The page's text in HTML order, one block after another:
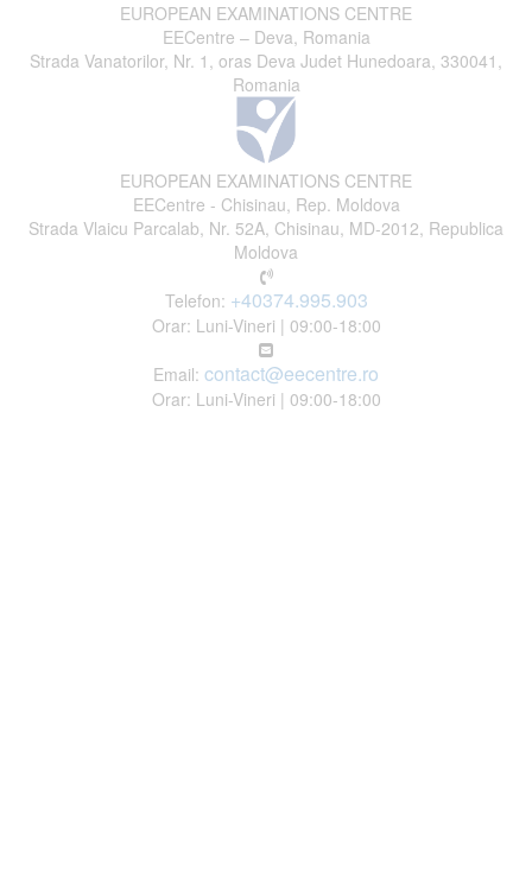
EUROPEAN EXAMINATIONS CENTRE
EECentre – Deva, Romania
Strada Vanatorilor, Nr. 1, oras Deva Judet Hunedoara, 330041,
Romania
EUROPEAN EXAMINATIONS CENTRE
EECentre - Chisinau, Rep. Moldova
Strada Vlaicu Parcalab, Nr. 52A, Chisinau, MD-2012, Republica
Moldova
Telefon: +40374.995.903
Orar: Luni-Vineri | 09:00-18:00
Email: contact@eecentre.ro
Orar: Luni-Vineri | 09:00-18:00